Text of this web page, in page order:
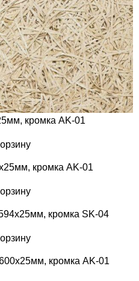
кромка AK-01
кромка AK-01
кромка SK-04
кромка AK-01